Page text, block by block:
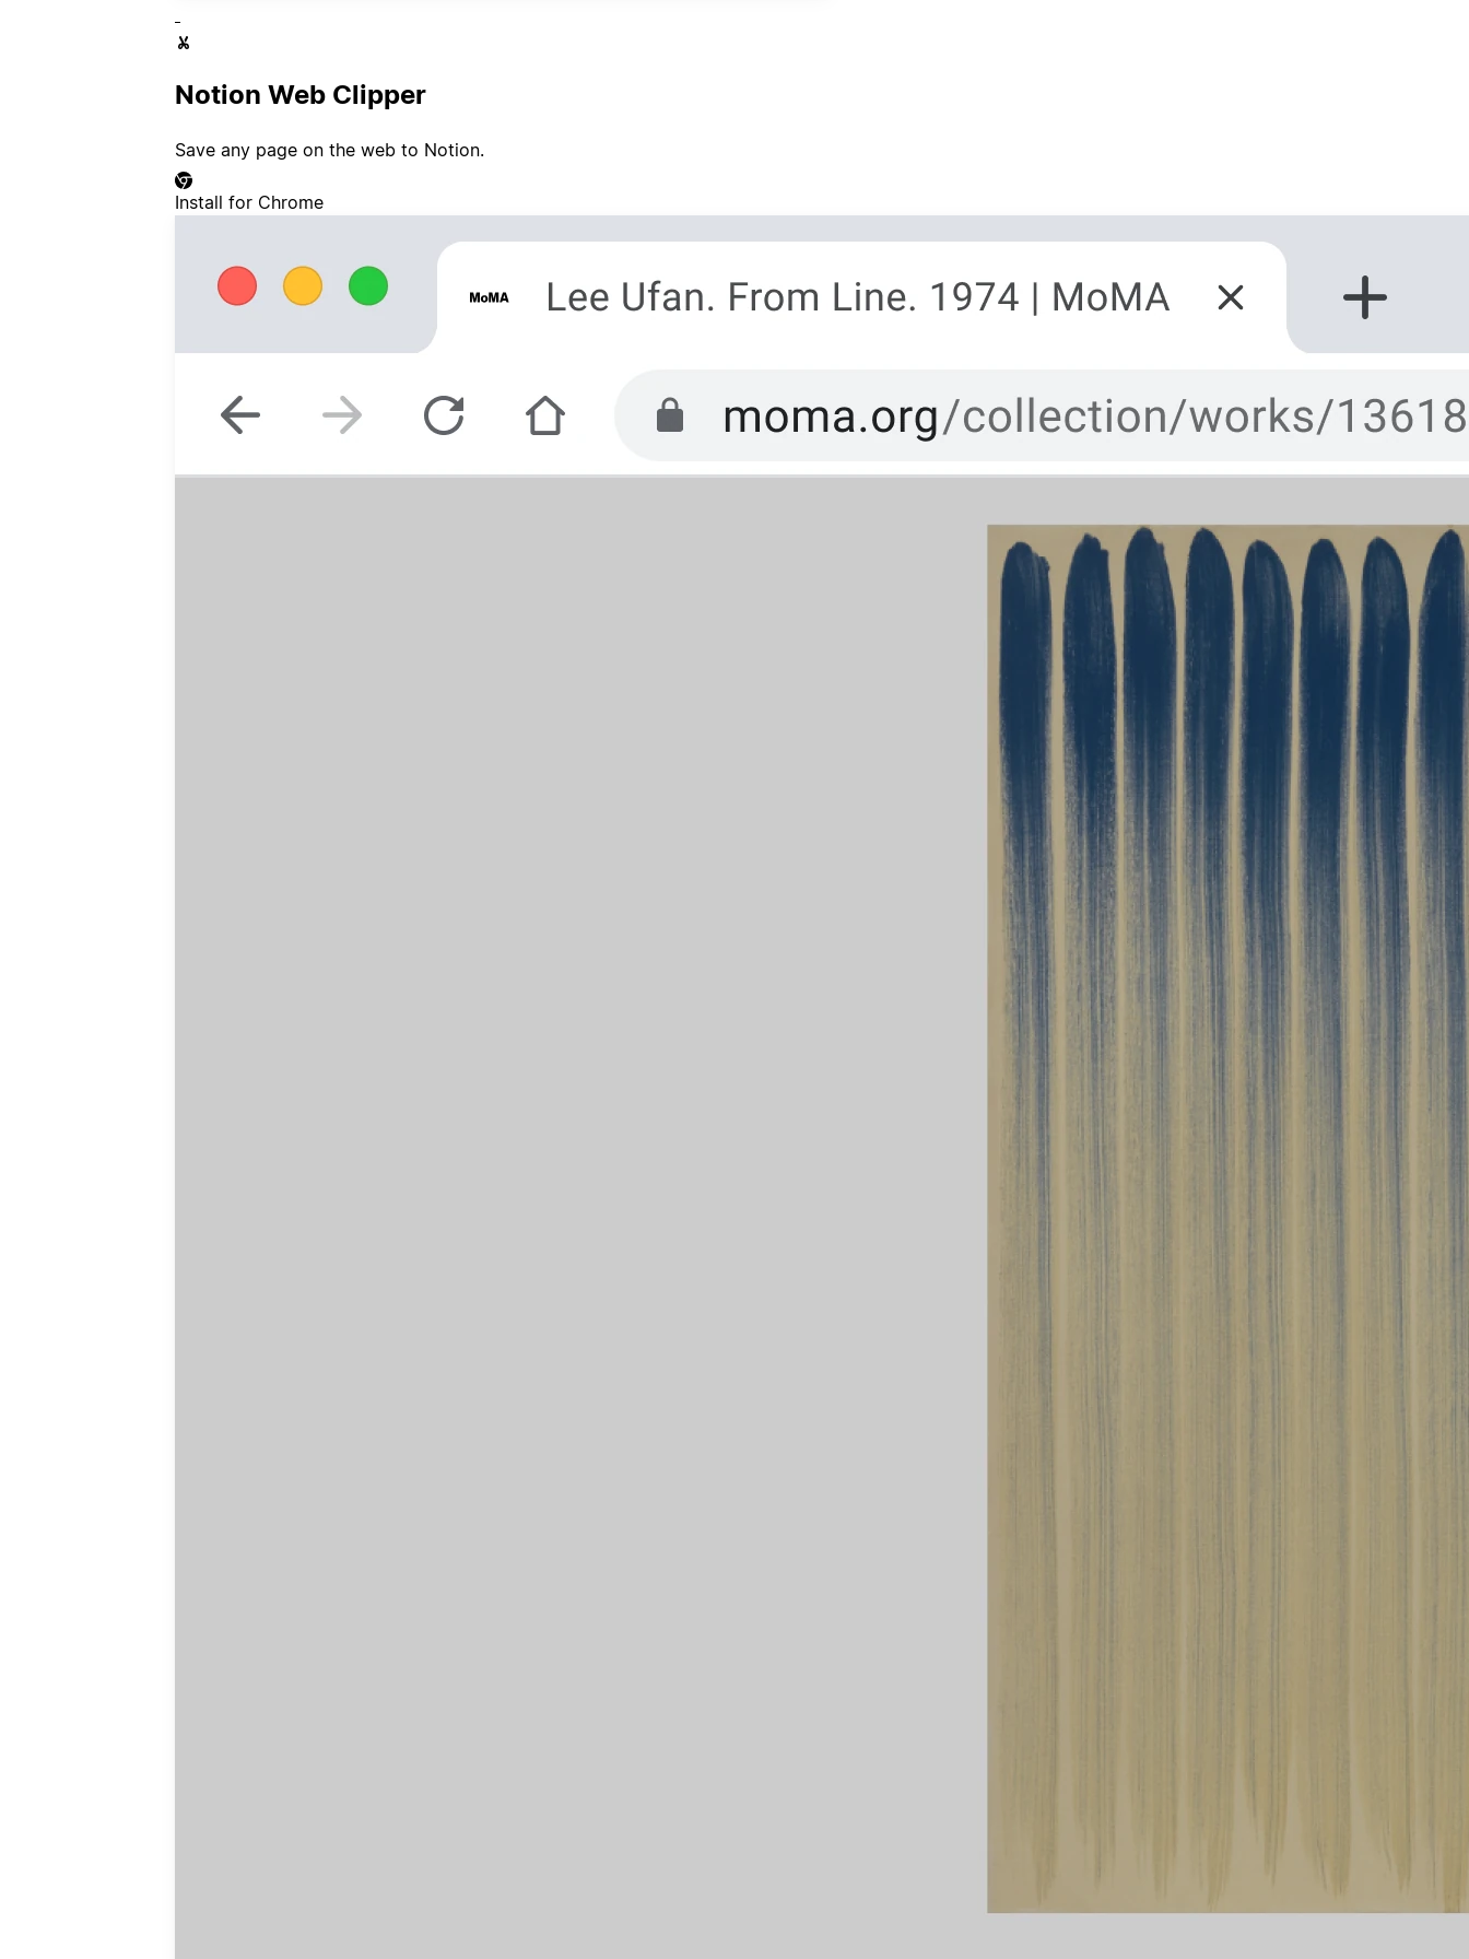
Notion Web Clipper
Save any page on the web to Notion.
Install for Chrome